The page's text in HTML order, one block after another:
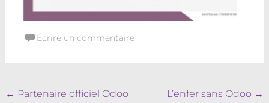
Écrire un commentaire
Navigation
← Partenaire officiel Odoo L’enfer sans Odoo →